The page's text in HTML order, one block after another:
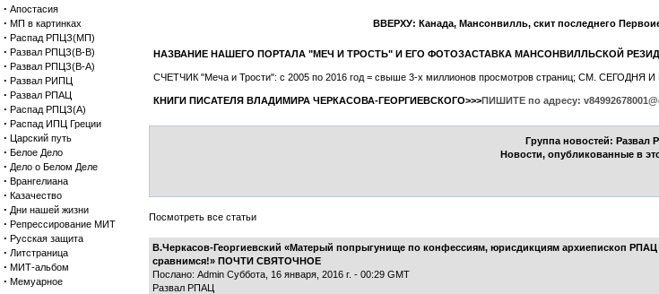
· Апостасия
· МП в картинках
· Распад РПЦЗ(МП)
· Развал РПЦЗ(В-В)
· Развал РПЦЗ(В-А)
· Развал РИПЦ
· Развал РПАЦ
· Распад РПЦЗ(А)
· Распад ИПЦ Греции
· Царский путь
· Белое Дело
· Дело о Белом Деле
· Врангелиана
· Казачество
· Дни нашей жизни
· Репрессирование МИТ
· Русская защита
· Литстраница
· МИТ-альбом
· Мемуарное
ВВЕРХУ: Канада, Мансонвилль, скит последнего
НАЗВАНИЕ НАШЕГО ПОРТАЛА "МЕЧ И ТРОСТЬ" И ЕГО ФОТОЗАСТАВКА МАНСОНВИЛЛЬСКОЙ
СЧЕТЧИК "Меча и Трости": с 2005 по 2016 год = свыше 3-х миллионов просмотров страниц; СМ. СЕГОДНЯ И
КНИГИ ПИСАТЕЛЯ ВЛАДИМИРА ЧЕРКАСОВА-ГЕОРГИЕВСКОГО>>>ПИШИТЕ по адресу:
Группа новостей: Развал
Новости, опубликованные в
Посмотреть все статьи
В.Черкасов-Георгиевский «Матерый попрыгунище по конфессиям, юрисдикциям архиепископ
сравнимся!» ПОЧТИ СВЯТОЧНОЕ
Послано: Admin Суббота, 16 января, 2016 г. - 00:29 GMT
Развал РПАЦ